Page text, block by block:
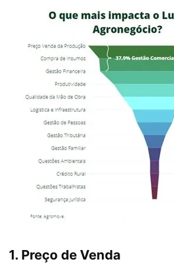
1. Preço de Venda